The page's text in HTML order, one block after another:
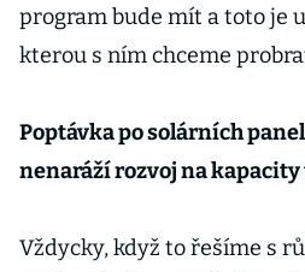
program bude mít a toto je
kterou s ním chceme
Poptávka po solárních
nenaráží rozvoj na kapacity
Vždycky, když to řešíme s